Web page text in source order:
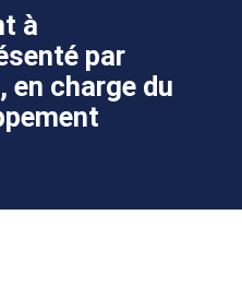
à
par
en charge du